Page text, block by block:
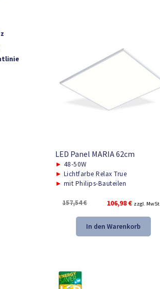
LED Panel MARIA 62cm
► 48-50W
► Lichtfarbe Relax True
► mit Philips-Bauteilen
157,54€
Ursprünglicher
war:
157,54 €
106,98€Aktueller
ist:
106,98 €.
zzgl. MwSt.
In den Warenkorb